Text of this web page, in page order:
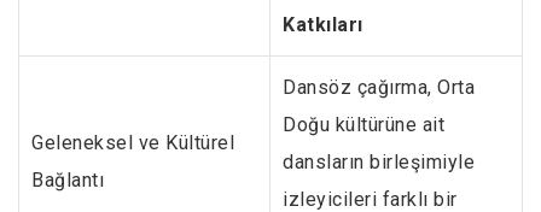
Katkıları
Geleneksel ve Kültürel
Bağlantı
Dansöz çağırma, Orta
Doğu kültürüne ait
dansların birleşimiyle
izleyicileri farklı bir